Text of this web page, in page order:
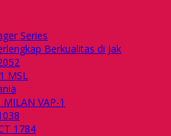
Series
Berkualitas di Jak
MSL
VAP-1
1784